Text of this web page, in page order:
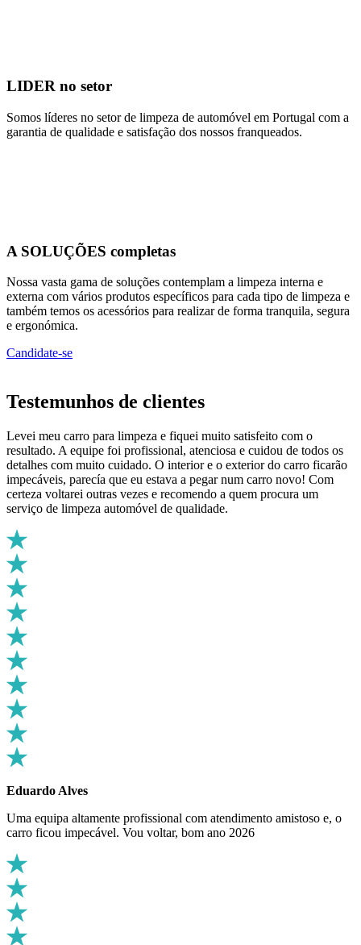
LIDER no setor
Somos líderes no setor de limpeza de automóvel em Portugal com a
garantia de qualidade e satisfação dos nossos franqueados.
A SOLUÇÕES completas
Nossa vasta gama de soluções contemplam a limpeza interna e
externa com vários produtos específicos para cada tipo de limpeza e
também temos os acessórios para realizar de forma tranquila, segura
e ergonómica.
Candidate-se
Testemunhos de clientes
Levei meu carro para limpeza e fiquei muito satisfeito com o
resultado. A equipe foi profissional, atenciosa e cuidou de todos os
detalhes com muito cuidado. O interior e o exterior do carro ficarão
impecáveis, parecía que eu estava a pegar num carro novo! Com
certeza voltarei outras vezes e recomendo a quem procura um
serviço de limpeza automóvel de qualidade.
Eduardo Alves
Uma equipa altamente profissional com atendimento amistoso e, o
carro ficou impecável. Vou voltar, bom ano 2026